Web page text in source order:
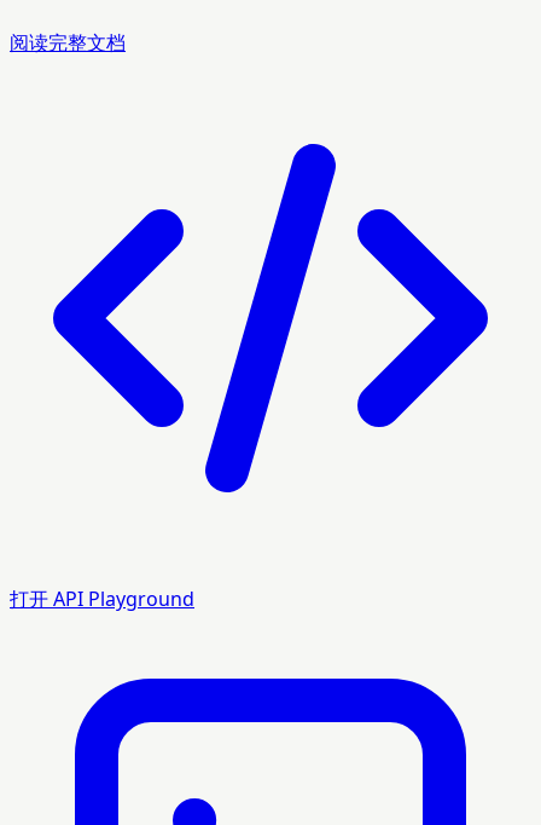
阅读完整文档
打开 API Playground